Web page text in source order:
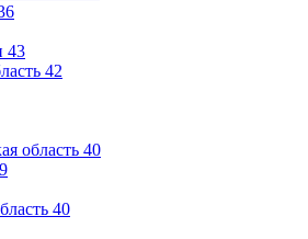
43
42
область 40
40